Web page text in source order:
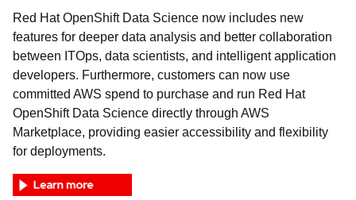
Red Hat OpenShift Data Science now includes new
features for deeper data analysis and better collaboration
between ITOps, data scientists, and intelligent application
developers. Furthermore, customers can now use
committed AWS spend to purchase and run Red Hat
OpenShift Data Science directly through AWS
Marketplace, providing easier accessibility and flexibility
for deployments.